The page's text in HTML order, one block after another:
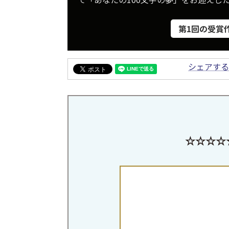
第1回の受賞
シェアする